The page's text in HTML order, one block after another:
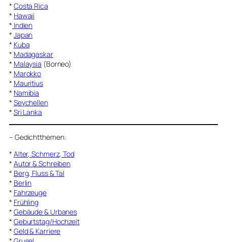
* Costa Rica
* Hawaii
* Indien
* Japan
* Kuba
* Madagaskar
* Malaysia (Borneo)
* Marokko
* Mauritius
* Namibia
* Seychellen
* Sri Lanka
– Gedichtthemen:
* Alter, Schmerz, Tod
* Autor & Schreiben
* Berg, Fluss & Tal
* Berlin
* Fahrzeuge
* Frühling
* Gebäude & Urbanes
* Geburtstag/Hochzeit
* Geld & Karriere